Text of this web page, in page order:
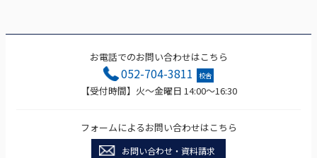
お電話でのお問い合わせはこちら
052-704-3811 校舎
【受付時間】火～金曜日 14:00～16:30
フォームによるお問い合わせはこちら
お問い合わせ・資料請求